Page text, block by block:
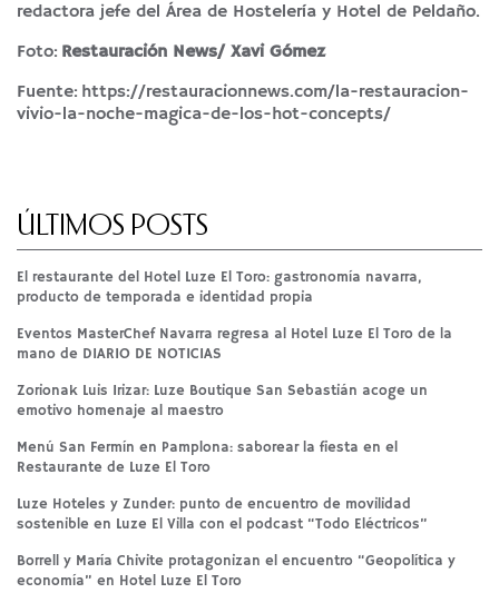
redactora jefe del Área de Hostelería y Hotel de Peldaño.
Foto: Restauración News/ Xavi Gómez
Fuente: https://restauracionnews.com/la-restauracion-
vivio-la-noche-magica-de-los-hot-concepts/
ÚLTIMOS POSTS
El restaurante del Hotel Luze El Toro: gastronomía navarra,
producto de temporada e identidad propia
Eventos MasterChef Navarra regresa al Hotel Luze El Toro de la
mano de DIARIO DE NOTICIAS
Zorionak Luis Irizar: Luze Boutique San Sebastián acoge un
emotivo homenaje al maestro
Menú San Fermín en Pamplona: saborear la fiesta en el
Restaurante de Luze El Toro
Luze Hoteles y Zunder: punto de encuentro de movilidad
sostenible en Luze El Villa con el podcast “Todo Eléctricos”
Borrell y María Chivite protagonizan el encuentro “Geopolítica y
economía” en Hotel Luze El Toro